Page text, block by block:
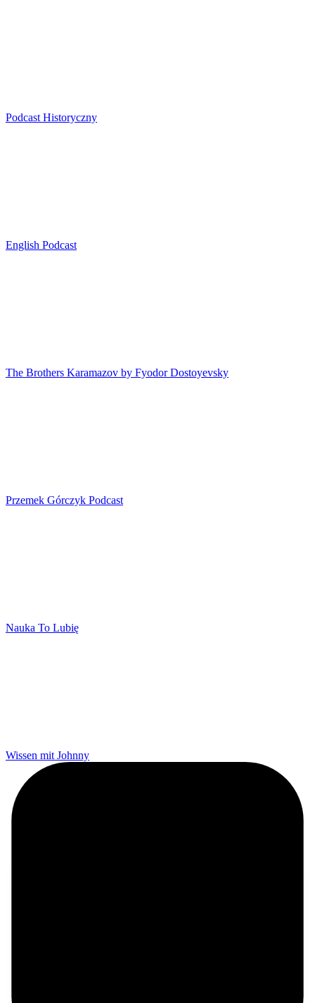
Podcast Historyczny
English Podcast
The Brothers Karamazov by Fyodor Dostoyevsky
Przemek Górczyk Podcast
Nauka To Lubię
Wissen mit Johnny